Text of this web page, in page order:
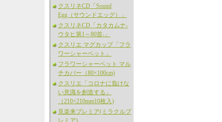
クスリネCD「Sound
Egg（サウンドエッグ）」
クスリネCD「カタカムナ-
ウタヒ第1～80首-」
クスリエ マグカップ「フラ
ワーシャーベット」
フラワーシャーベット マル
チカバー（80×100cm)
クスリエ「コロナに負けな
い意識を創造する」
（210×210mm10枚入)
見楽来プレミア(ミラクルプ
レミア)